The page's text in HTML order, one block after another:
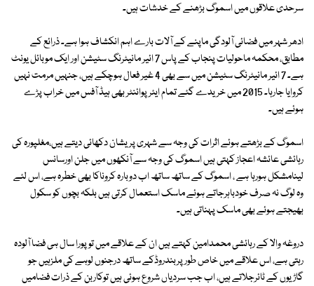
سرحدی علاقوں میں اسموگ بڑھنے کے خدشات ہیں۔
ادھر شہر میں فضائی آلودگی ماپنے کے آلات بارے اہم انکشاف ہوا ہے۔ ذرائع کے
مطابق، محکمہ ماحولیات پنجاب کے پاس 7 ائیر مانیٹرنگ سٹیشن اور ایک موبائل یونٹ
ہے۔ 7 ائیر مانیٹرنگ سٹیشن میں سے بھی 4 غیر فعال ہوچکے ہیں، جنہیں مرمت نہیں
کروایا جارہا۔ 2015 میں خریدے گئے تمام ایئرپوائنٹر بھی ہیڈ آفس میں خراب پڑے
ہوئے ہیں۔
اسموگ کے بڑھتے ہوئے اثرات کی وجہ سے شہری پریشان دکھائی دیتے ہیں،مغلپورہ کی
رہائشی عائشہ اعجاز کہتی ہیں اسموگ کی وجہ سے آنکھوں میں جلن اورسانس
لینامشکل ہورہا ہے ، اسموگ کے ساتھ ساتھ اب دوبارہ کروناکا بھی خطرہ ہے، اس لئے
وہ لوگ نہ صرف خودباہرجاتے ہوئے ماسک استعمال کرتی ہیں بلکہ بچوں کو سکول
بھیجتے ہوئے بھی ماسک پہناتی ہیں۔
دروغہ والا کے رہائشی محمدامین کہتے ہیں ان کے علاقے میں تو پورا سال ہی فضا آلودہ
رہتی ہے، اس علاقے میں خاص طورپربندروڈکے ساتھ درجنوں لوہے کی ملزہیں جو
گاڑیوں کے ٹائرجلاتے ہیں، اب جب سردیاں شروع ہوئی ہیں توکاربن کے ذرات فضامیں